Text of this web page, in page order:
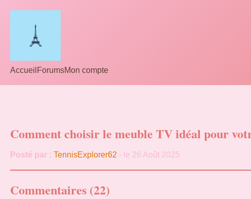
Accueil ForumsMon compte
Comment choisir le meuble TV idéal pour
Posté par : TennisExplorer62 - le 26 Août 2025
Commentaires (22)